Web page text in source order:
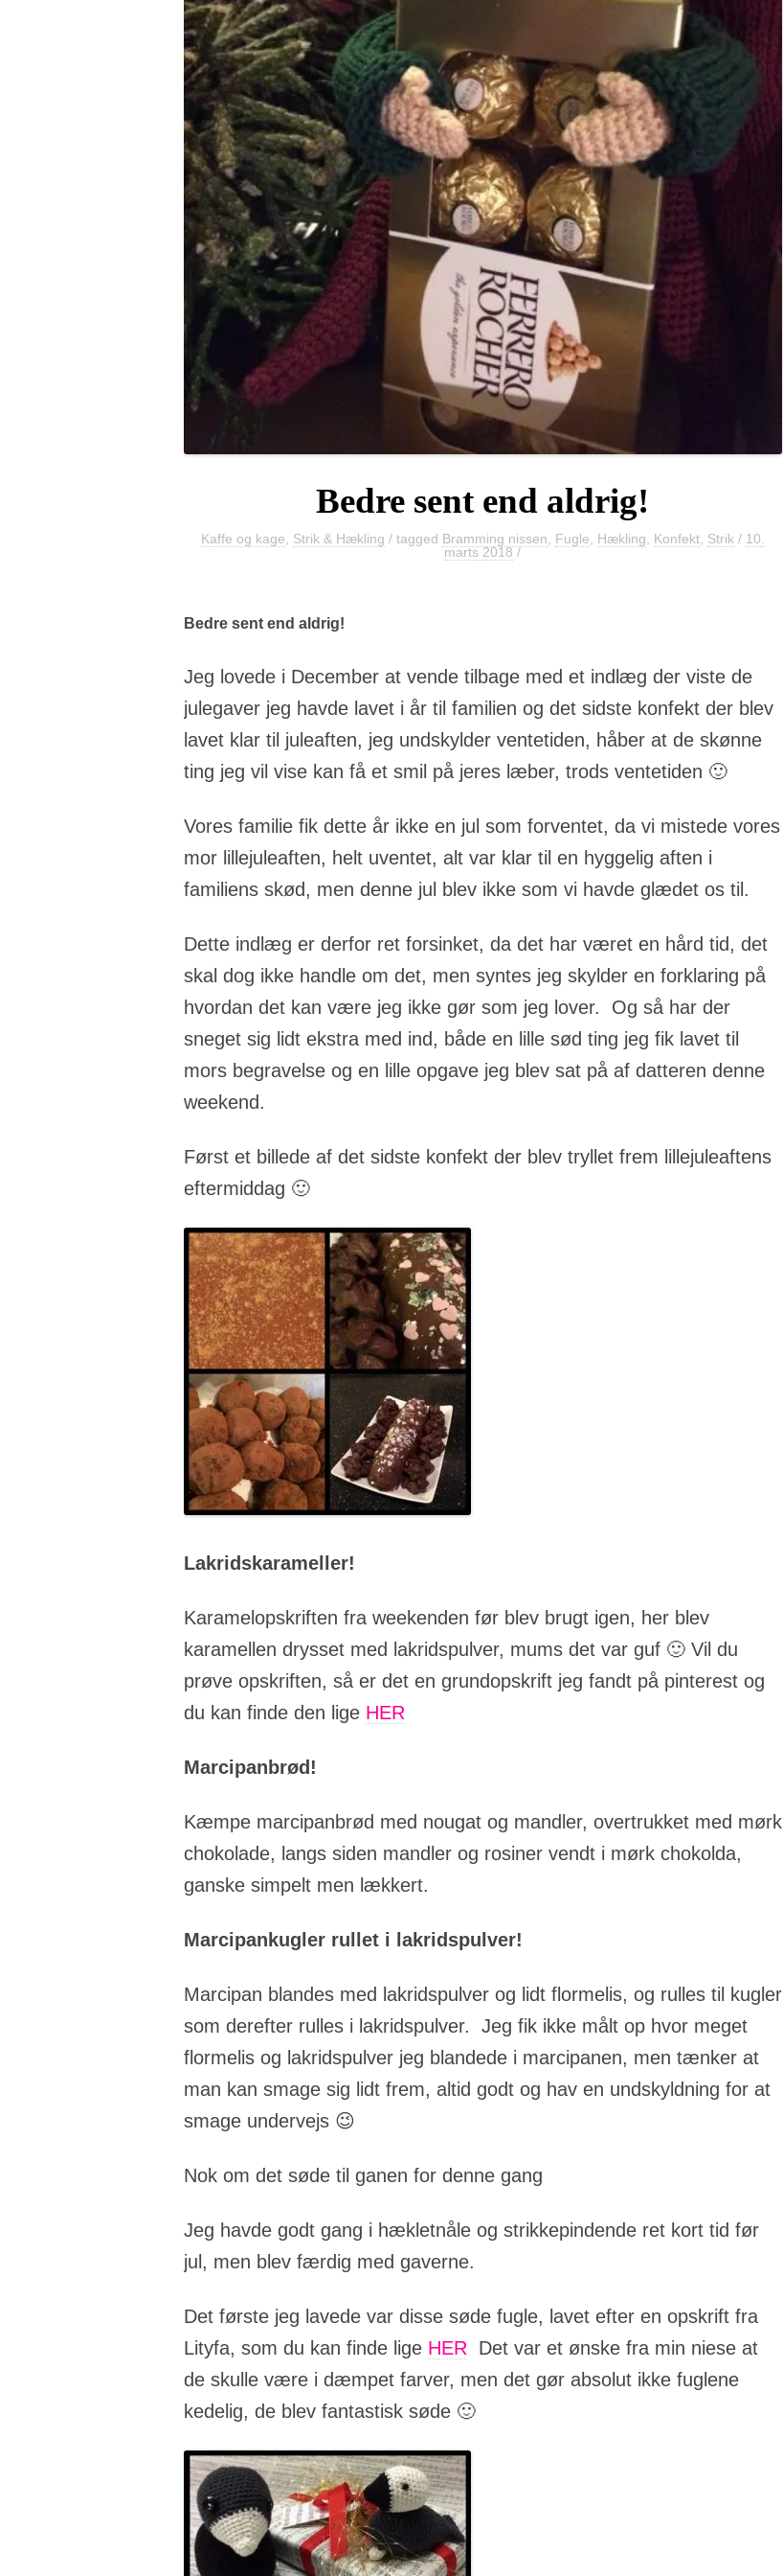
Bedre sent end aldrig!
Kaffe og kage Strik & Hækling / tagged Bramming nissen Fugle Hækling Konfekt, Strik/ 10.
marts 2018/
Bedre sent end aldrig!
Jeg lovede i December at vende tilbage med et indlæg der viste de
julegaver jeg havde lavet i år til familien og det sidste konfekt der blev
lavet klar til juleaften, jeg undskylder ventetiden, håber at de skønne
ting jeg vil vise kan få et smil på jeres læber, trods ventetiden 🙂
Vores familie fik dette år ikke en jul som forventet, da vi mistede vores
mor lillejuleaften, helt uventet, alt var klar til en hyggelig aften i
familiens skød, men denne jul blev ikke som vi havde glædet os til.
Dette indlæg er derfor ret forsinket, da det har været en hård tid, det
skal dog ikke handle om det, men syntes jeg skylder en forklaring på
hvordan det kan være jeg ikke gør som jeg lover. Og så har der
sneget sig lidt ekstra med ind, både en lille sød ting jeg fik lavet til
mors begravelse og en lille opgave jeg blev sat på af datteren denne
weekend.
Først et billede af det sidste konfekt der blev tryllet frem lillejuleaftens
eftermiddag 🙂
Lakridskarameller!
Karamelopskriften fra weekenden før blev brugt igen, her blev
karamellen drysset med lakridspulver, mums det var guf 🙂 Vil du
prøve opskriften, så er det en grundopskrift jeg fandt på pinterest og
du kan finde den lige HER
Marcipanbrød!
Kæmpe marcipanbrød med nougat og mandler, overtrukket med mørk
chokolade, langs siden mandler og rosiner vendt i mørk chokolda,
ganske simpelt men lækkert.
Marcipankugler rullet i lakridspulver!
Marcipan blandes med lakridspulver og lidt flormelis, og rulles til kugler
som derefter rulles i lakridspulver. Jeg fik ikke målt op hvor meget
flormelis og lakridspulver jeg blandede i marcipanen, men tænker at
man kan smage sig lidt frem, altid godt og hav en undskyldning for at
smage undervejs 😉
Nok om det søde til ganen for denne gang
Jeg havde godt gang i hækletnåle og strikkepindende ret kort tid før
jul, men blev færdig med gaverne.
Det første jeg lavede var disse søde fugle, lavet efter en opskrift fra
Lityfa, som du kan finde lige HER Det var et ønske fra min niese at
de skulle være i dæmpet farver, men det gør absolut ikke fuglene
kedelig, de blev fantastisk søde 🙂